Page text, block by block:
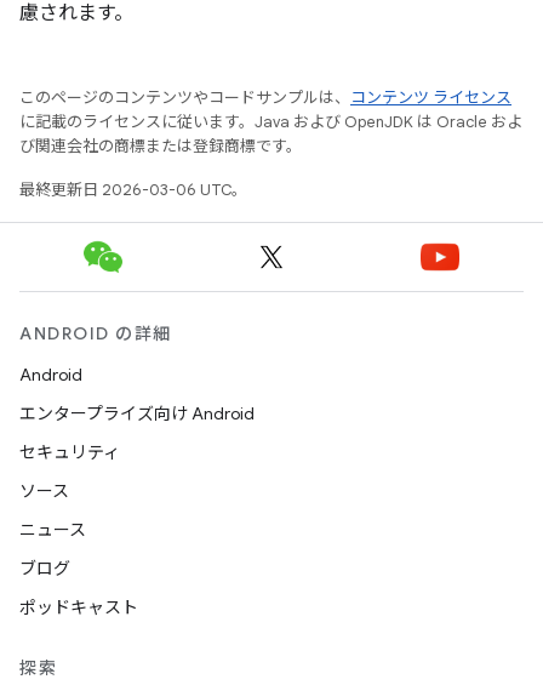
慮されます。
このページのコンテンツやコードサンプルは、
コンテンツ ライセンス
に記載のライセンスに従います。Java および OpenJDK は Oracle およ
び関連会社の商標または登録商標です。
最終更新日 2026-03-06 UTC。
ANDROID の詳細
Android
エンタープライズ向け Android
セキュリティ
ソース
ニュース
ブログ
ポッドキャスト
探索